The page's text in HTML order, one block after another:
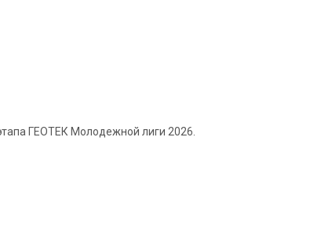
ГЕОТЕК Молодежной лиги 2026.